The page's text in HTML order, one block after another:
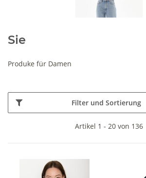
Sie
Produke für Damen
Filter und Sortierung
Artikel 1 - 20 von 136